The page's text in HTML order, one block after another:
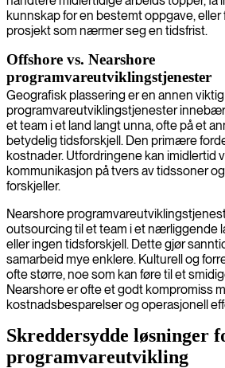
kunnskap for en bestemt oppgave, eller
prosjekt som nærmer seg en tidsfrist.
Offshore vs. Nearshore
programvareutviklingstjenester
Geografisk plassering er en annen
programvareutviklingstjenester
et team i et land langt unna, ofte på et
betydelig tidsforskjell. Den primære
kostnader. Utfordringene kan imidlertid
kommunikasjon på tvers av tidssoner
forskjeller.
Nearshore
outsourcing til et team i et nærliggende
eller ingen tidsforskjell. Dette gjør
samarbeid mye enklere. Kulturell og
ofte større, noe som kan føre til et
Nearshore er ofte et godt kompromiss
kostnadsbesparelser og operasjonell
Skreddersydde løsninger
programvareutvikling